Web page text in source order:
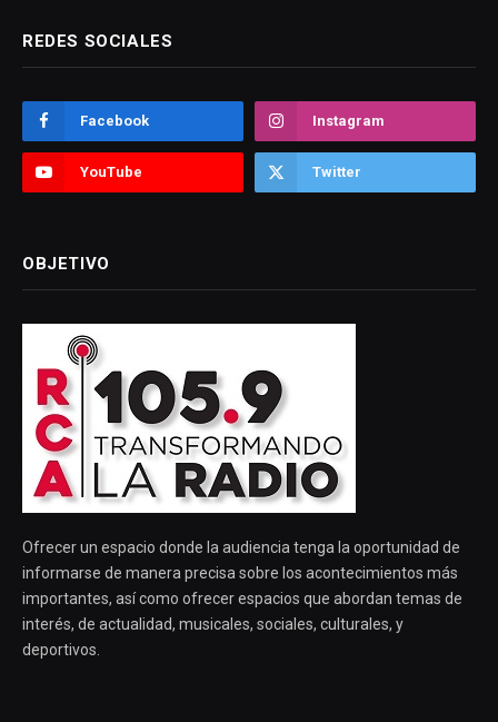
REDES SOCIALES
Facebook Instagram
YouTube Twitter
OBJETIVO
Ofrecer un espacio donde la audiencia tenga la oportunidad de
informarse de manera precisa sobre los acontecimientos más
importantes, así como ofrecer espacios que abordan temas de
interés, de actualidad, musicales, sociales, culturales, y
deportivos.